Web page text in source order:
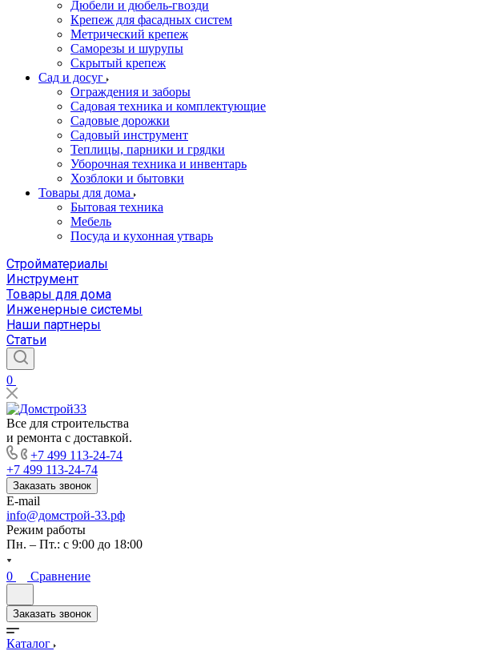
Дюбели и дюбель-гвозди
Крепеж для фасадных систем
Метрический крепеж
Саморезы и шурупы
Скрытый крепеж
Сад и досуг
Ограждения и заборы
Садовая техника и комплектующие
Садовые дорожки
Садовый инструмент
Теплицы, парники и грядки
Уборочная техника и инвентарь
Хозблоки и бытовки
Товары для дома
Бытовая техника
Мебель
Посуда и кухонная утварь
Стройматериалы
Инструмент
Товары для дома
Инженерные системы
Наши партнеры
Статьи
0
Все для строительства
и ремонта с доставкой.
+7 499 113-24-74
+7 499 113-24-74
Заказать звонок
E-mail
info@домстрой-33.рф
Режим работы
Пн. – Пт.: с 9:00 до 18:00
0 Сравнение
Заказать звонок
Каталог